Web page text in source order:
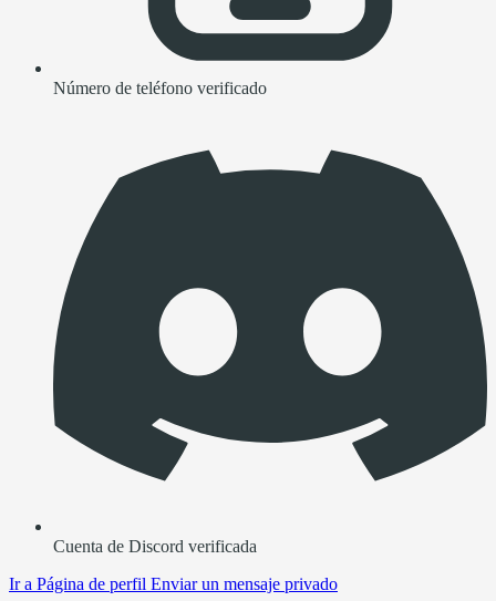
Número de teléfono verificado
Cuenta de Discord verificada
Ir a Página de perfil Enviar un mensaje privado